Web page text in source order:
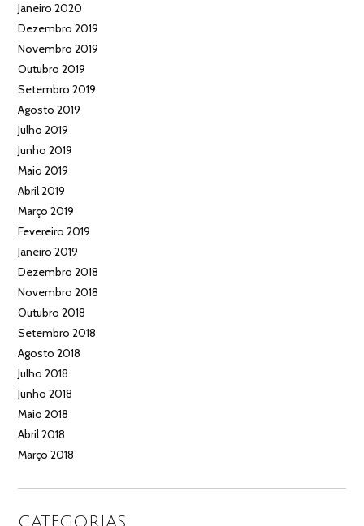
Janeiro 2020
Dezembro 2019
Novembro 2019
Outubro 2019
Setembro 2019
Agosto 2019
Julho 2019
Junho 2019
Maio 2019
Abril 2019
Março 2019
Fevereiro 2019
Janeiro 2019
Dezembro 2018
Novembro 2018
Outubro 2018
Setembro 2018
Agosto 2018
Julho 2018
Junho 2018
Maio 2018
Abril 2018
Março 2018